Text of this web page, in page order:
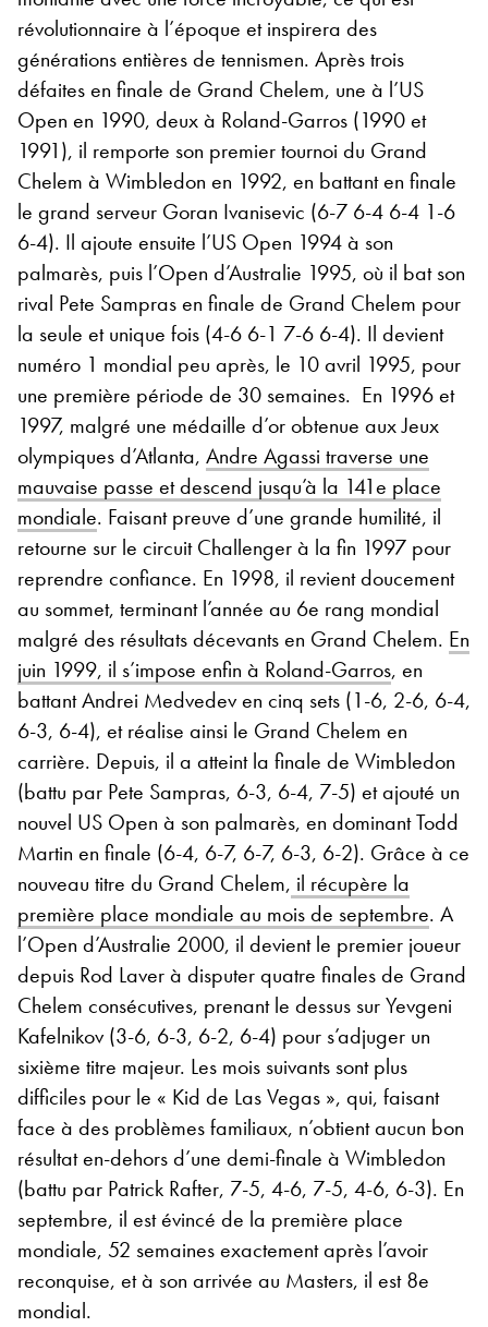
révolutionnaire à l’époque et inspirera des
générations entières de tennismen. Après trois
défaites en finale de Grand Chelem, une à l’US
Open en 1990, deux à Roland-Garros (1990 et
1991), il remporte son premier tournoi du Grand
Chelem à Wimbledon en 1992, en battant en finale
le grand serveur Goran Ivanisevic (6-7 6-4 6-4 1-6
6-4). Il ajoute ensuite l’US Open 1994 à son
palmarès, puis l’Open d’Australie 1995, où il bat son
rival Pete Sampras en finale de Grand Chelem pour
la seule et unique fois (4-6 6-1 7-6 6-4). Il devient
numéro 1 mondial peu après, le 10 avril 1995, pour
une première période de 30 semaines. En 1996 et
1997, malgré une médaille d’or obtenue aux Jeux
olympiques d’Atlanta, Andre Agassi traverse une
mauvaise passe et descend jusqu’à la 141e place
mondiale. Faisant preuve d’une grande humilité, il
retourne sur le circuit Challenger à la fin 1997 pour
reprendre confiance. En 1998, il revient doucement
au sommet, terminant l’année au 6e rang mondial
malgré des résultats décevants en Grand Chelem. En
juin 1999, il s’impose enfin à Roland-Garros, en
battant Andrei Medvedev en cinq sets (1-6, 2-6, 6-4,
6-3, 6-4), et réalise ainsi le Grand Chelem en
carrière. Depuis, il a atteint la finale de Wimbledon
(battu par Pete Sampras, 6-3, 6-4, 7-5) et ajouté un
nouvel US Open à son palmarès, en dominant Todd
Martin en finale (6-4, 6-7, 6-7, 6-3, 6-2). Grâce à ce
nouveau titre du Grand Chelem, il récupère la
première place mondiale au mois de septembre. A
l’Open d’Australie 2000, il devient le premier joueur
depuis Rod Laver à disputer quatre finales de Grand
Chelem consécutives, prenant le dessus sur Yevgeni
Kafelnikov (3-6, 6-3, 6-2, 6-4) pour s’adjuger un
sixième titre majeur. Les mois suivants sont plus
difficiles pour le « Kid de Las Vegas », qui, faisant
face à des problèmes familiaux, n’obtient aucun bon
résultat en-dehors d’une demi-finale à Wimbledon
(battu par Patrick Rafter, 7-5, 4-6, 7-5, 4-6, 6-3). En
septembre, il est évincé de la première place
mondiale, 52 semaines exactement après l’avoir
reconquise, et à son arrivée au Masters, il est 8e
mondial.